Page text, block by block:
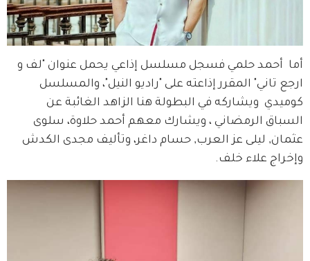
أما  أحمد حلمي فسجل مسلسل إذاعي يحمل عنوان "لف و
ارجع تاني" المقرر إذاعته على "راديو النيل"، والمسلسل
كوميدي  ويشاركه في البطولة هنا الزاهد الغائبة عن
السباق الرمضاني ، ويشارك معهم أحمد حلاوة، سلوى
عثمان, ليلى عز العرب, حسام داغر، وتأليف مجدى الكدش
وإخراج علاء خلف.